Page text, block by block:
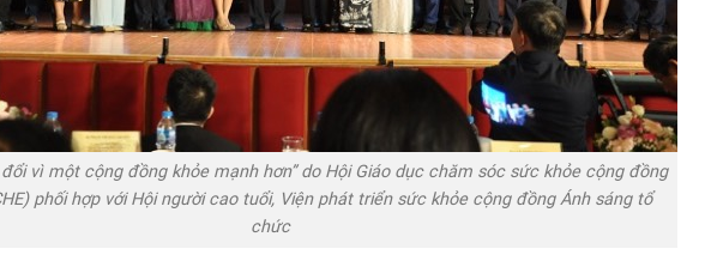
đổi vì một cộng đồng khỏe mạnh hơn” do Hội Giáo dục chăm sóc sức khỏe cộng đồng
phối hợp với Hội người cao tuổi, Viện phát triển sức khỏe cộng đồng Ánh sáng tổ
chức